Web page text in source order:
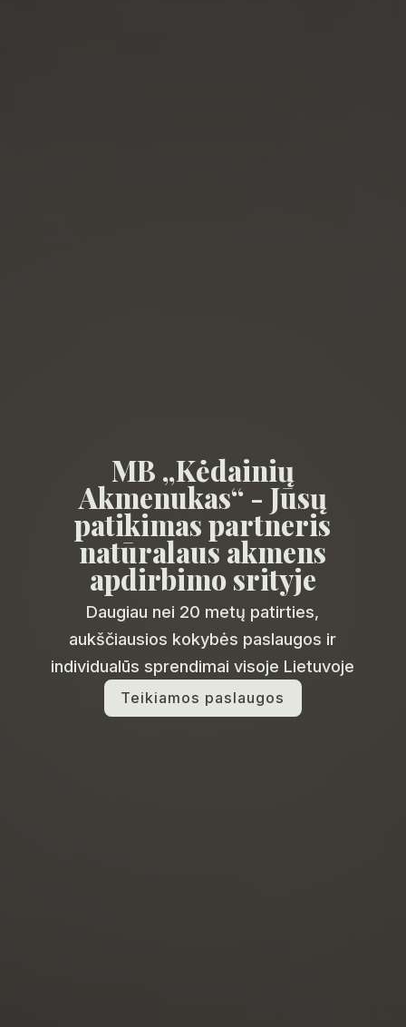
MB „Kėdainių
Akmenukas“ - Jūsų
patikimas partneris
natūralaus akmens
apdirbimo srityje
Daugiau nei 20 metų patirties,
aukščiausios kokybės paslaugos ir
individualūs sprendimai visoje Lietuvoje
Teikiamos paslaugos